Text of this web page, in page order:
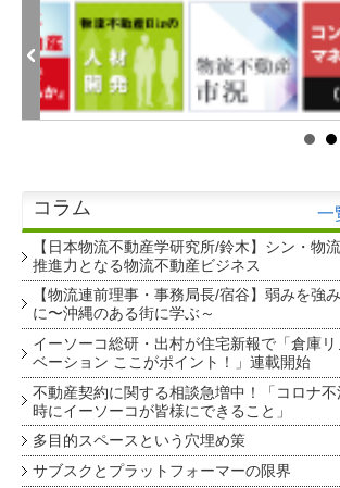
コラム 一
【日本物流不動産学研究所/鈴木】シン・物
推進力となる物流不動産ビジネス
【物流連前理事・事務局長/宿谷】弱みを強み
に〜沖縄のある街に学ぶ～
イーソーコ総研・出村が住宅新報で「倉庫リ
ベーション ここがポイント！」連載開始
不動産契約に関する相談急増中！「コロナ不
時にイーソーコが皆様にできること」
多目的スペースという穴埋め策
サブスクとプラットフォーマーの限界